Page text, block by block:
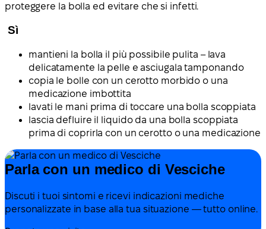
proteggere la bolla ed evitare che si infetti.
Sì
mantieni la bolla il più possibile pulita – lava
delicatamente la pelle e asciugala tamponando
copia le bolle con un cerotto morbido o una
medicazione imbottita
lavati le mani prima di toccare una bolla scoppiata
lascia defluire il liquido da una bolla scoppiata
prima di coprirla con un cerotto o una medicazione
Parla con un medico di Vesciche
Discuti i tuoi sintomi e ricevi indicazioni mediche
personalizzate in base alla tua situazione — tutto online.